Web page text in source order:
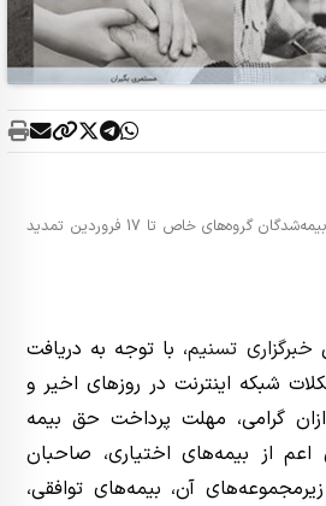
مهلت پرداخت حق بیمه برای بیمه‌شدگان گروه‌های خاص تا 17 فروردین تمدید
خبرگزاری تسنیم، با توجه به دریافت
شبکه اینترنت در روزهای اخیر و
گرامی، مهلت پرداخت حق بیمه
از بیمه‌های اختیاری، صاحبان
آن، بیمه‌های توافقی،